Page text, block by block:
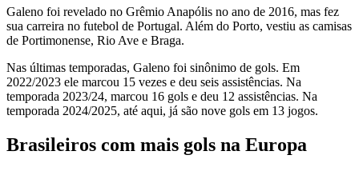
Galeno foi revelado no Grêmio Anapólis no ano de 2016, mas fez
sua carreira no futebol de Portugal. Além do Porto, vestiu as camisas
de Portimonense, Rio Ave e Braga.
Nas últimas temporadas, Galeno foi sinônimo de gols. Em
2022/2023 ele marcou 15 vezes e deu seis assistências. Na
temporada 2023/24, marcou 16 gols e deu 12 assistências. Na
temporada 2024/2025, até aqui, já são nove gols em 13 jogos.
Brasileiros com mais gols na Europa